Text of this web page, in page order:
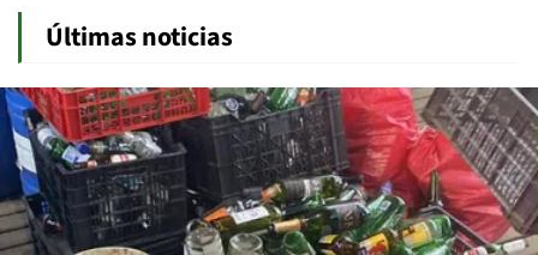
Últimas noticias